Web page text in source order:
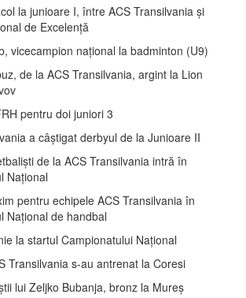
la junioare I, între ACS Transilvania și
de Excelență
vicecampion național la badminton (U9)
de la ACS Transilvania, argint la Lion
pentru doi juniori 3
a câștigat derbyul de la Junioare II
de la ACS Transilvania intră în
Național
pentru echipele ACS Transilvania în
Național de handbal
la startul Campionatului Național
Transilvania s-au antrenat la Coresi
lui Zeljko Bubanja, bronz la Mureș